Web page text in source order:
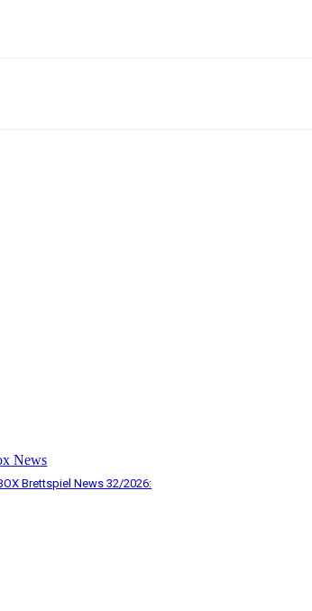
News
Brettspiel News 32/2026: